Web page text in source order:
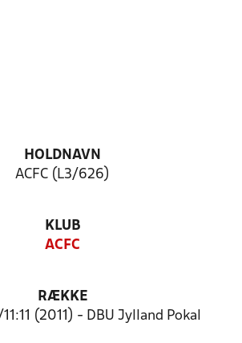
HOLDNAVN
ACFC (L3/626)
KLUB
ACFC
RÆKKE
(2011) - DBU Jylland Pokal